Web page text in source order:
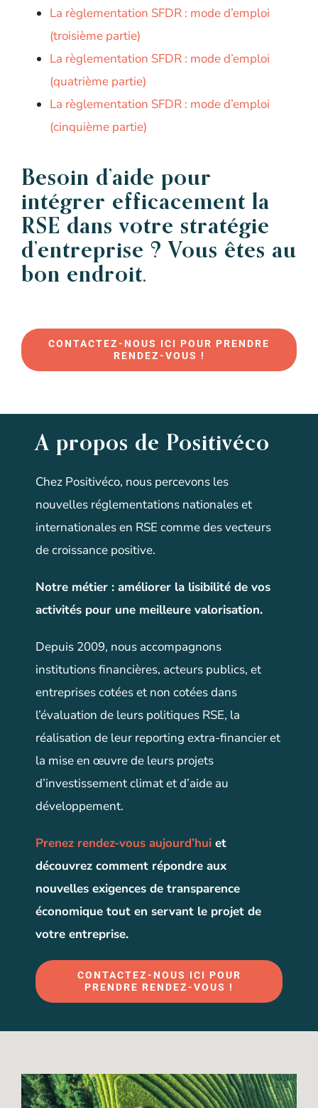
La règlementation SFDR : mode d’emploi
(troisième partie)
La règlementation SFDR : mode d’emploi
(quatrième partie)
La règlementation SFDR : mode d’emploi
(cinquième partie)
Besoin d’aide pour
intégrer efficacement la
RSE dans votre stratégie
d’entreprise ? Vous êtes au
bon endroit.
CONTACTEZ-NOUS ICI POUR PRENDRE
RENDEZ-VOUS !
A propos de Positivéco
Chez Positivéco, nous percevons les
nouvelles réglementations nationales et
internationales en RSE comme des vecteurs
de croissance positive.
Notre métier :améliorer la lisibilité de vos
activités pour une meilleure valorisation.
Depuis 2009, nous accompagnons
institutions financières, acteurs publics, et
entreprises cotées et non cotées dans
l’évaluation de leurs politiques RSE, la
réalisation de leur reporting extra-financier et
la mise en œuvre de leurs projets
d’investissement climat et d’aide au
développement.
Prenez rendez-vous aujourd’huiet
découvrez comment répondre aux
nouvelles exigences de transparence
économique tout en servant le projet de
votre entreprise.
CONTACTEZ-NOUS ICI POUR
PRENDRE RENDEZ-VOUS !